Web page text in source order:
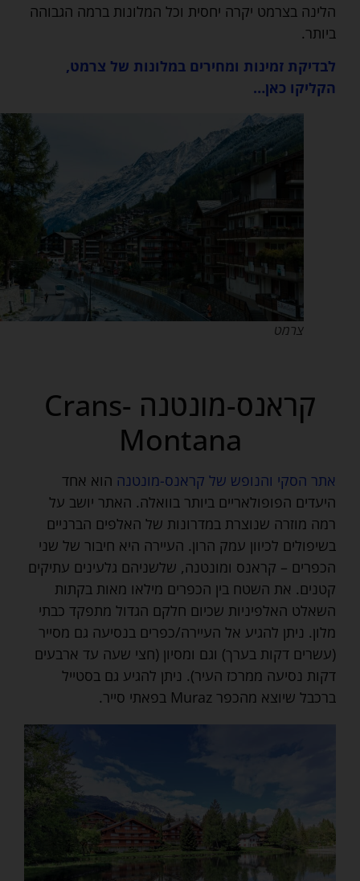
הלינה בצרמט יקרה יחסית וכל המלונות ברמה הגבוהה
ביותר.
לבדיקת זמינות ומחירים במלונות של צרמט,
הקליקו כאן…
צרמט
קראנס-מונטנה Crans-
Montana
אתר הסקי והנופש של קראנס-מונטנההוא אחד
היעדים הפופולאריים ביותר בוואלה. האתר יושב על
רמה מוזרה שנוצרת במדרונות של האלפים הברניים
בשיפולים לכיוון עמק הרון. העיירה היא חיבור של שני
הכפרים – קראנס ומונטנה, שלשניהם גלעינים עתיקים
קטנים. את השטח בין הכפרים מילאו מאות בקתות
השאלט האלפיניות שכיום חלקם הגדול מתפקד כבתי
מלון. ניתן להגיע אל העיירה/כפרים בנסיעה גם מסייר
(עשרים דקות בערך) וגם ומסיון (חצי שעה עד ארבעים
דקות נסיעה ממרכז העיר). ניתן להגיע גם בסטייל
ברכבל שיוצא מהכפר Muraz בפאתי סייר.